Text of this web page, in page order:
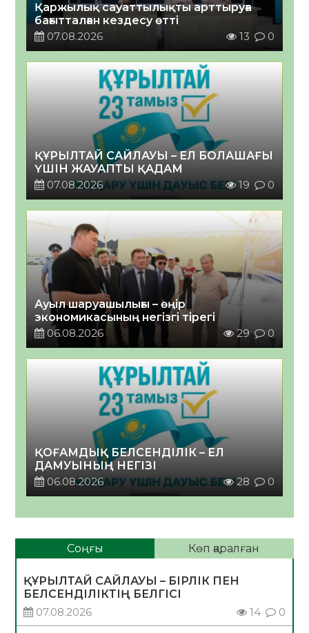
Қаржылық сауаттылықты арттыруға
бағытталған кездесу өтті
07.08.2026
13 0
ҚҰРЫЛТАЙ САЙЛАУЫ – ЕЛ БОЛАШАҒЫ
ҮШІН ЖАУАПТЫ ҚАДАМ
07.08.2026
19 0
Ауыл шаруашылығы – өңір
экономикасының негізгі тірегі
06.08.2026
29 0
ҚОҒАМДЫҚ БЕЛСЕНДІЛІК – ЕЛ
ДАМУЫНЫҢ НЕГІЗІ
06.08.2026
28 0
Соңғы Көп қаралған
ҚҰРЫЛТАЙ САЙЛАУЫ – БІРЛІК ПЕН
БЕЛСЕНДІЛІКТІҢ БЕЛГІСІ
07.08.2026
14 0